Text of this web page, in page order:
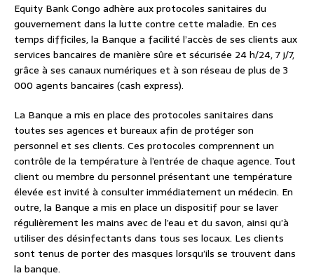
Equity Bank Congo adhère aux protocoles sanitaires du
gouvernement dans la lutte contre cette maladie. En ces
temps difficiles, la Banque a facilité l’accès de ses clients aux
services bancaires de manière sûre et sécurisée 24 h/24, 7 j/7,
grâce à ses canaux numériques et à son réseau de plus de 3
000 agents bancaires (cash express).
La Banque a mis en place des protocoles sanitaires dans
toutes ses agences et bureaux afin de protéger son
personnel et ses clients. Ces protocoles comprennent un
contrôle de la température à l’entrée de chaque agence. Tout
client ou membre du personnel présentant une température
élevée est invité à consulter immédiatement un médecin. En
outre, la Banque a mis en place un dispositif pour se laver
régulièrement les mains avec de l’eau et du savon, ainsi qu’à
utiliser des désinfectants dans tous ses locaux. Les clients
sont tenus de porter des masques lorsqu’ils se trouvent dans
la banque.